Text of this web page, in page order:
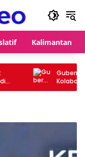
Kalimantan
GP Ansor Perkuat